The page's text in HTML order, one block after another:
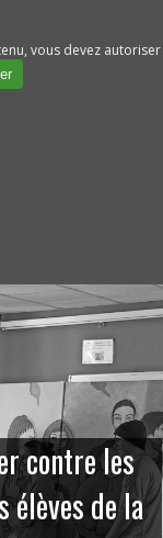
vous devez
les
de la
leur
!
pour une
la MFR de
Chine
dans le
de